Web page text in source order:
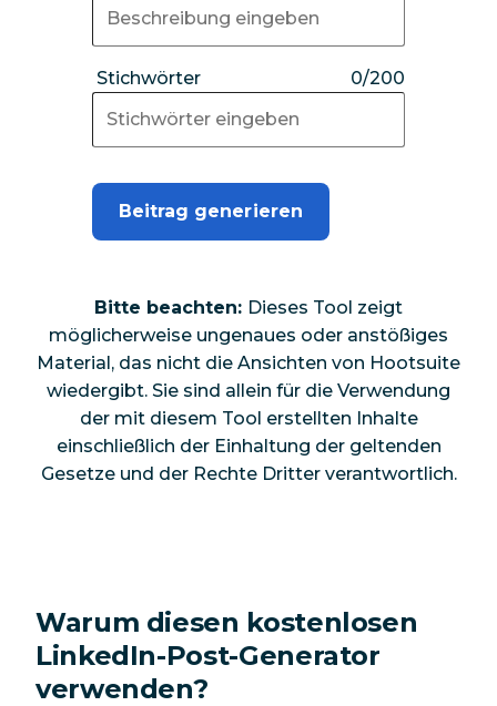
Stichwörter 0/200
Beitrag generieren
Bitte beachten: Dieses Tool zeigt
möglicherweise ungenaues oder anstößiges
Material, das nicht die Ansichten von Hootsuite
wiedergibt. Sie sind allein für die Verwendung
der mit diesem Tool erstellten Inhalte
einschließlich der Einhaltung der geltenden
Gesetze und der Rechte Dritter verantwortlich.
Warum diesen kostenlosen
LinkedIn-Post-Generator
verwenden?